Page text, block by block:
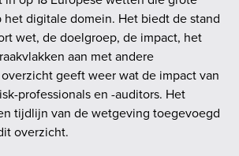
digitale domein. Het biedt de stand
wet, de doelgroep, de impact, het
aan met andere
geeft weer wat de impact van
professionals en -auditors. Het
tijdlijn van de wetgeving toegevoegd
overzicht.